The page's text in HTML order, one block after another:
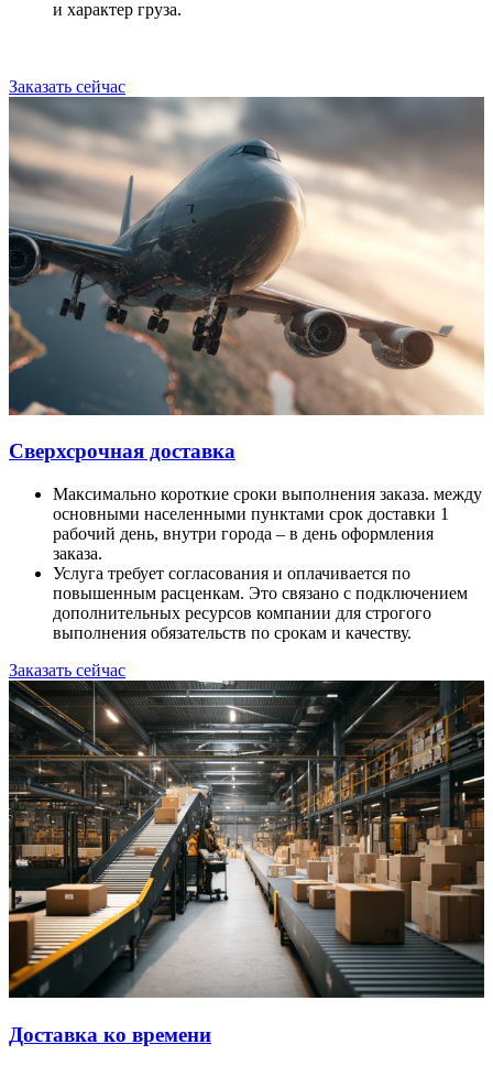
и характер груза.
Заказать сейчас
Сверхсрочная доставка
Максимально короткие сроки выполнения заказа. между
основными населенными пунктами срок доставки 1
рабочий день, внутри города – в день оформления
заказа.
Услуга требует согласования и оплачивается по
повышенным расценкам. Это связано с подключением
дополнительных ресурсов компании для строгого
выполнения обязательств по срокам и качеству.
Заказать сейчас
Доставка ко времени